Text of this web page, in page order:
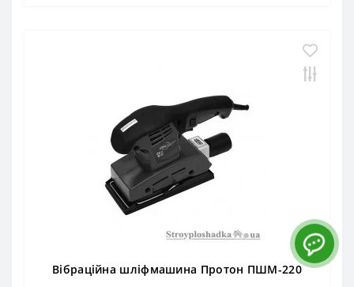
Вібраційна шліфмашина Протон ПШМ-220